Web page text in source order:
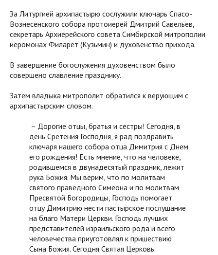
За Литургией архипастырю сослужили ключарь Спасо-
Вознесенского собора протоиерей Дмитрий Савельев,
секретарь Архиерейского совета Симбирской митрополии
иеромонах Филарет (Кузьмин) и духовенство прихода.
В завершение богослужения духовенством было
совершено славление празднику.
Затем владыка митрополит обратился к верующим с
архипастырским словом.
– Дорогие отцы, братья и сестры! Сегодня, в
день Сретения Господня, я рад поздравить
ключаря нашего собора отца Димитрия с Днем
его рождения! Есть мнение, что на человеке,
родившемся в двунадесятый праздник, лежит
рука Божия. Мы верим, что по молитвам
святого праведного Симеона и по молитвам
Пресвятой Богородицы, Господь помогает
отцу Димитрию нести пастырское послушание
на благо Матери Церкви. Господь лучших
представителей израильского рода и всего
человечества приуготовлял к пришествию
Сына Божия. Сегодня Святая Церковь